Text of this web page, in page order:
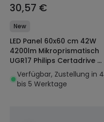
30,57 €
New
LED Panel 60x60 cm 42W
4200lm Mikroprismatisch
UGR17 Philips Certadrive +
Oberflächenbausatz
Verfügbar, Zustellung in 4
bis 5 Werktage